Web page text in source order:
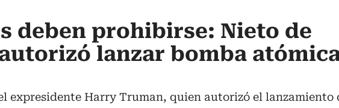
deben prohibirse: Nieto de
lanzar bomba
expresidente Harry Truman, quien autorizó el lanzamiento